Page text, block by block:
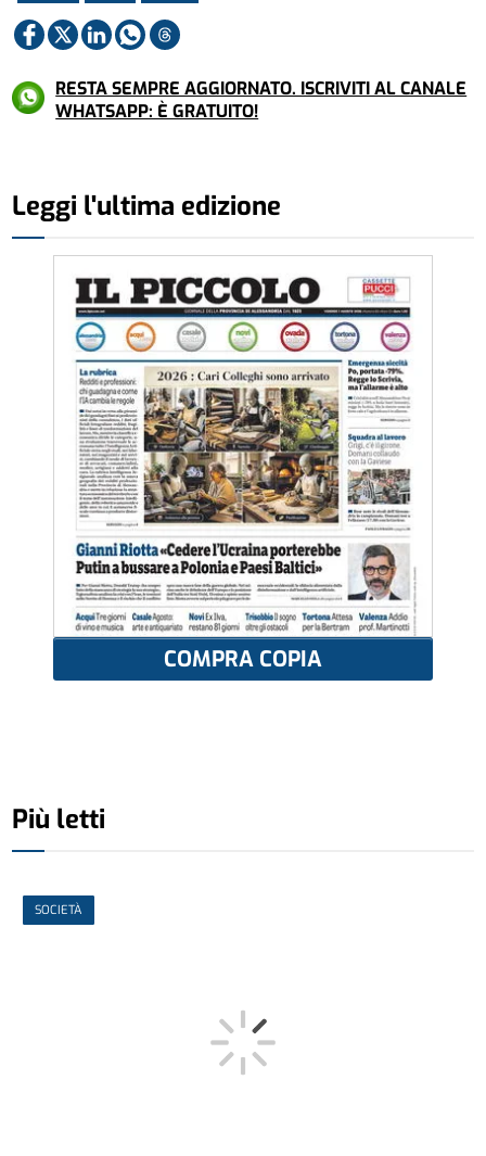
RESTA SEMPRE AGGIORNATO. ISCRIVITI AL CANALE
WHATSAPP: È GRATUITO!
Leggi l'ultima edizione
COMPRA COPIA
Più letti
SOCIETÀ